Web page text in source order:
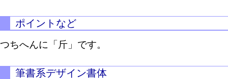
ポイントなど
つちへんに「斤」です。
筆書系デザイン書体